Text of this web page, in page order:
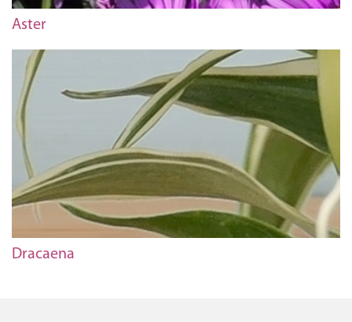
Aster
Dracaena